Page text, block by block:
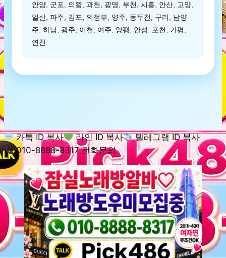
안양, 군포, 의왕, 과천, 광명, 부천, 시흥, 안산, 고양,
일산, 파주, 김포, 의정부, 양주, 동두천, 구리, 남양
주, 하남, 광주, 이천, 여주, 양평, 안성, 포천, 가평,
연천
카톡 ID 복사 라인 ID 복사
텔레그램 ID 복사
010-8888-8317 전화문의